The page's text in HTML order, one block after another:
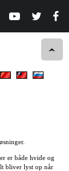
er både hvide og
bliver lyst op når